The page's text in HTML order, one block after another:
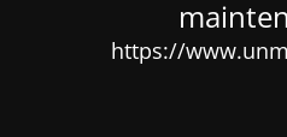
https://